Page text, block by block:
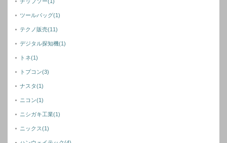
ツールバッグ(1)
テクノ販売(11)
デジタル探知機(1)
トネ(1)
トプコン(3)
ナスタ(1)
ニコン(1)
ニシガキ工業(1)
ニックス(1)